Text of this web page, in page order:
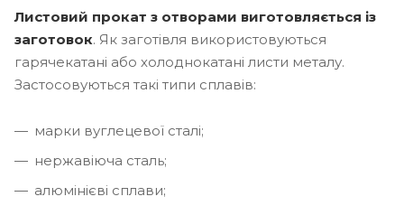
Листовий прокат з отворами виготовляється із
заготовок. Як заготівля використовуються
гарячекатані або холоднокатані листи металу.
Застосовуються такі типи сплавів:
марки вуглецевої сталі;
нержавіюча сталь;
алюмінієві сплави;